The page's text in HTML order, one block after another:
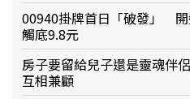
00940掛牌首日「破發」
觸底9.8元
房子要留給兒子還是靈魂伴
互相兼顧